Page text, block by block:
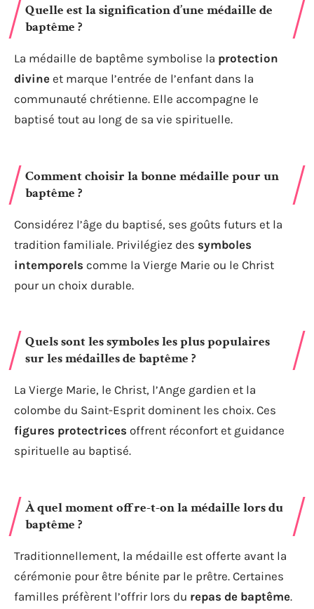
Quelle est la signification d’une médaille de
baptême ?
La médaille de baptême symbolise la protection
divine et marque l’entrée de l’enfant dans la
communauté chrétienne. Elle accompagne le
baptisé tout au long de sa vie spirituelle.
Comment choisir la bonne médaille pour un
baptême ?
Considérez l’âge du baptisé, ses goûts futurs et la
tradition familiale. Privilégiez des symboles
intemporels comme la Vierge Marie ou le Christ
pour un choix durable.
Quels sont les symboles les plus populaires
sur les médailles de baptême ?
La Vierge Marie, le Christ, l’Ange gardien et la
colombe du Saint-Esprit dominent les choix. Ces
figures protectrices offrent réconfort et guidance
spirituelle au baptisé.
À quel moment offre-t-on la médaille lors du
baptême ?
Traditionnellement, la médaille est offerte avant la
cérémonie pour être bénite par le prêtre. Certaines
familles préfèrent l’offrir lors du repas de baptême.